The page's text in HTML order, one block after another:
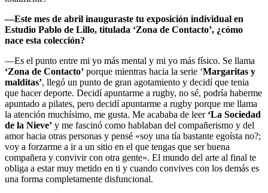
—Este mes de abril inauguraste tu exposición individual en
Estudio Pablo de Lillo, titulada ‘Zona de Contacto’, ¿cómo
nace esta colección?
—Es el punto entre mi yo más mental y mi yo más físico. Se llama
‘Zona de Contacto’ porque mientras hacia la serie ‘Margaritas y
malditas’, llegó un punto de gran agotamiento y decidí que tenia
que hacer deporte. Decidí apuntarme a rugby, no sé, podría haberme
apuntado a pilates, pero decidí apuntarme a rugby porque me llama
la atención muchísimo, me gusta. Me acababa de leer ‘La Sociedad
de la Nieve’ y me fascinó como hablaban del compañerismo y del
amor hacia otras personas y pensé «soy una tía bastante egoísta no?;
voy a forzarme a ir a un sitio en el que tengas que ser buena
compañera y convivir con otra gente». El mundo del arte al final te
obliga a estar muy metido en ti y cuando convives con los demás es
una forma completamente disfuncional.